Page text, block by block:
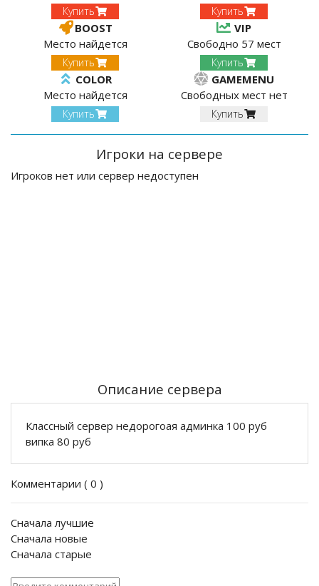
Купить Купить
BOOST
Место найдется
Купить
VIP
Свободно 57 мест
Купить
COLOR
Место найдется
Купить
GAMEMENU
Свободных мест нет
Купить
Игроки на сервере
Игроков нет или сервер недоступен
Описание сервера
Классный сервер недорогоая админка 100 руб
випка 80 руб
Комментарии ( 0 )
Сначала лучшие
Сначала новые
Сначала старые